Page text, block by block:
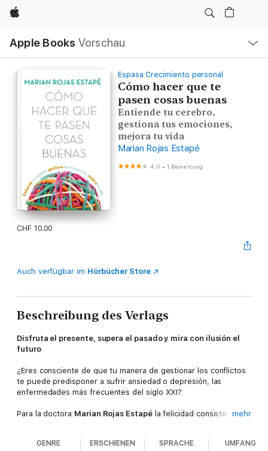
Apple
Apple Books Vorschau
Navigation
Menü
öffnen
Espasa Crecimiento personal
Cómo hacer que te
pasen cosas buenas
Entiende tu cerebro,
gestiona tus emociones,
mejora tu vida
Marian Rojas Estapé
4.0 •1 Bewertung
CHF 10.00
Auch verfügbar im Hörbücher Store
Beschreibung des Verlags
Disfruta el presente, supera el pasado y mira con ilusión el
futuro
¿Eres consciente de que tu manera de gestionar los conflictos
te puede predisponer a sufrir ansiedad o depresión, las
enfermedades más frecuentes del siglo XXI?
Para la doctora Marian Rojas Estapéla felicidad consiste en
Muchos de los trastornos que padecemos provienen de la
mehr
GENRE ERSCHIENEN SPRACHE UMFANG